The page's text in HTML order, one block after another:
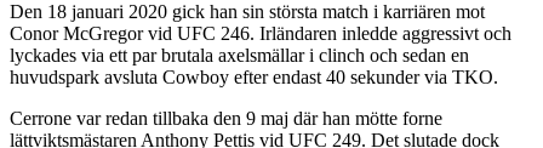
Den 18 januari 2020 gick han sin största match i karriären mot
Conor McGregor vid UFC 246. Irländaren inledde aggressivt och
lyckades via ett par brutala axelsmällar i clinch och sedan en
huvudspark avsluta Cowboy efter endast 40 sekunder via TKO.
Cerrone var redan tillbaka den 9 maj där han mötte forne
lättviktsmästaren Anthony Pettis vid UFC 249. Det slutade dock